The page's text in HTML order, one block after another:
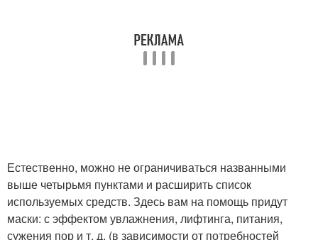
Естественно, можно не ограничиваться названными
выше четырьмя пунктами и расширить список
используемых средств. Здесь вам на помощь придут
маски: с эффектом увлажнения, лифтинга, питания,
сужения пор и т. д. (в зависимости от потребностей